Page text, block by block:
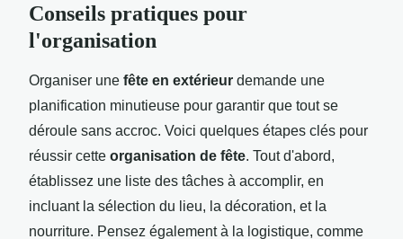
Conseils pratiques pour
l'organisation
Organiser une fête en extérieur demande une
planification minutieuse pour garantir que tout se
déroule sans accroc. Voici quelques étapes clés pour
réussir cette organisation de fête. Tout d'abord,
établissez une liste des tâches à accomplir, en
incluant la sélection du lieu, la décoration, et la
nourriture. Pensez également à la logistique, comme